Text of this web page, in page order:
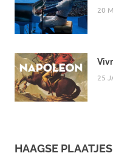
20
25
HAAGSE